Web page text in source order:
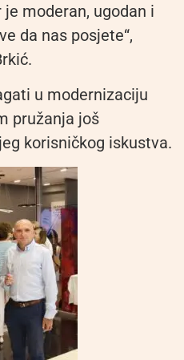
moderan, ugodan i
da nas posjete“,
u modernizaciju
pružanja još
korisničkog iskustva.